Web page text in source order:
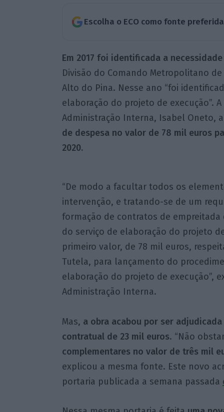
Escolha o ECO como fonte
Em 2017 foi identificada a
Divisão do Comando Metropolitano
Alto do Pina. Nesse ano “foi
elaboração do projeto de execução”.
Administração Interna, Isabel Oneto,
de despesa no valor de 78 mil euros
2020.
“De modo a facultar todos os
intervenção, e tratando-se de um
formação de contratos de
do serviço de elaboração do projeto
primeiro valor, de 78 mil euros,
Tutela, para lançamento do
elaboração do projeto de execução”,
Administração Interna.
Mas, a obra acabou por ser
contratual de 23 mil euros. “Não
complementares no valor de três mil
explicou a mesma fonte. Este novo
portaria publicada a semana passada